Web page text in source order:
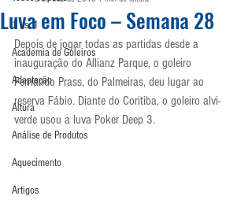
1 vs. 1
Academia de Goleiros
Adaptação
Altura
Análise de Produtos
Aquecimento
Artigos
Luva em Foco – Semana 28
Depois de jogar todas as partidas desde a
inauguração do Allianz Parque, o goleiro
Fernando Prass, do Palmeiras, deu lugar ao
reserva Fábio. Diante do Coritiba, o goleiro alvi-
verde usou a luva Poker Deep 3.